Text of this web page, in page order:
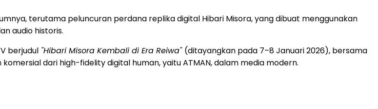
terutama peluncuran perdana replika digital Hibari Misora, yang dibuat menggunakan
audio historis.
berjudul "Hibari Misora Kembali di Era Reiwa" (ditayangkan pada 7–8 Januari 2026), bersama
dari high-fidelity digital human, yaitu ATMAN, dalam media modern.